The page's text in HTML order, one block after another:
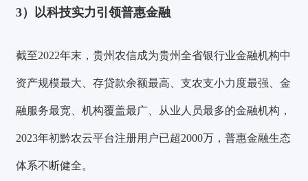
3）以科技实力引领普惠金融
截至2022年末，贵州农信成为贵州全省银行业金融机构中
资产规模最大、存贷款余额最高、支农支小力度最强、金
融服务最宽、机构覆盖最广、从业人员最多的金融机构，
2023年初黔农云平台注册用户已超2000万，普惠金融生态
体系不断健全。